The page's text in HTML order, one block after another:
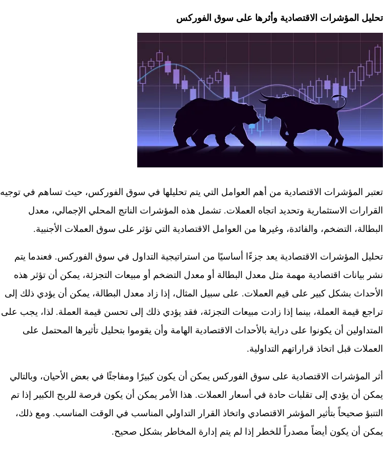
تحليل المؤشرات الاقتصادية وأثرها على سوق الفوركس
تعتبر المؤشرات الاقتصادية من أهم العوامل التي يتم تحليلها في سوق الفوركس، حيث تساهم في توجيه
القرارات الاستثمارية وتحديد اتجاه العملات. تشمل هذه المؤشرات الناتج المحلي الإجمالي، معدل
البطالة، التضخم، والفائدة، وغيرها من العوامل الاقتصادية التي تؤثر على سوق العملات الأجنبية.
تحليل المؤشرات الاقتصادية يعد جزءًا أساسيًا من استراتيجية التداول في سوق الفوركس. فعندما يتم
نشر بيانات اقتصادية مهمة مثل معدل البطالة أو معدل التضخم أو مبيعات التجزئة، يمكن أن تؤثر هذه
الأحداث بشكل كبير على قيم العملات. على سبيل المثال، إذا زاد معدل البطالة، يمكن أن يؤدي ذلك إلى
تراجع قيمة العملة، بينما إذا زادت مبيعات التجزئة، فقد يؤدي ذلك إلى تحسن قيمة العملة. لذا، يجب على
المتداولين أن يكونوا على دراية بالأحداث الاقتصادية الهامة وأن يقوموا بتحليل تأثيرها المحتمل على
العملات قبل اتخاذ قراراتهم التداولية.
أثر المؤشرات الاقتصادية على سوق الفوركس يمكن أن يكون كبيرًا ومفاجئًا في بعض الأحيان، وبالتالي
يمكن أن يؤدي إلى تقلبات حادة في أسعار العملات. هذا الأمر يمكن أن يكون فرصة للربح الكبير إذا تم
التنبؤ صحيحاً بتأثير المؤشر الاقتصادي واتخاذ القرار التداولي المناسب في الوقت المناسب. ومع ذلك،
يمكن أن يكون أيضاً مصدراً للخطر إذا لم يتم إدارة المخاطر بشكل صحيح.